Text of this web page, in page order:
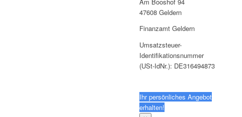
Am Booshof 94
47608 Geldern
Finanzamt Geldern
Umsatzsteuer-
Identifikationsnummer
(USt-IdNr.): DE316494873
Ihr persönliches Angebot
erhalten!